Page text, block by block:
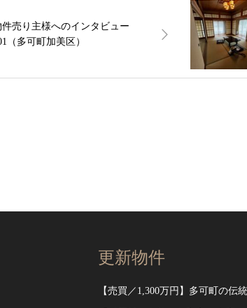
件売り主様へのインタビュー
（多可町加美区）
更新物件
【売買／1,300万円】多可町の伝